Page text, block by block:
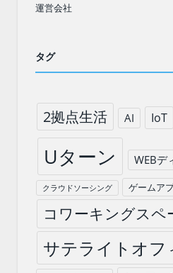
運営会社
タグ
2拠点生活 AI IoT
Uターン WEBデ
クラウドソーシング ゲームア
コワーキングスペ
サテライトオフ